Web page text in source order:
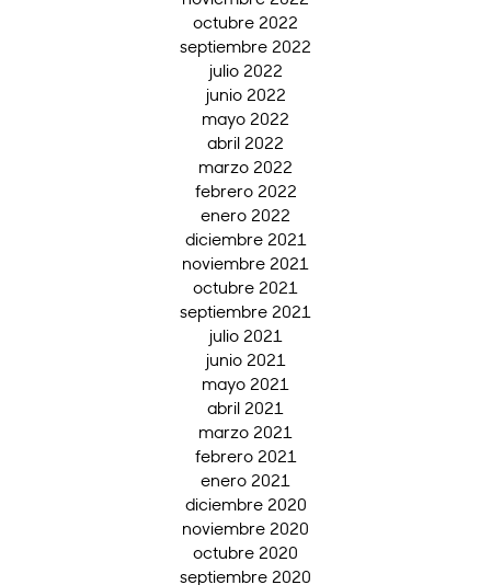
octubre 2022
septiembre 2022
julio 2022
junio 2022
mayo 2022
abril 2022
marzo 2022
febrero 2022
enero 2022
diciembre 2021
noviembre 2021
octubre 2021
septiembre 2021
julio 2021
junio 2021
mayo 2021
abril 2021
marzo 2021
febrero 2021
enero 2021
diciembre 2020
noviembre 2020
octubre 2020
septiembre 2020